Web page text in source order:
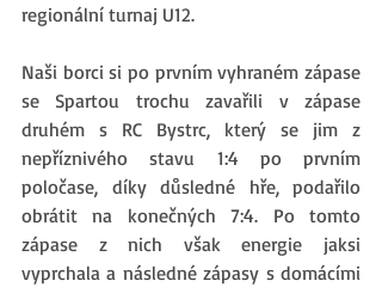
regionální turnaj U12.
Naši borci si po prvním vyhraném zápase
se Spartou trochu zavařili v zápase
druhém s RC Bystrc, který se jim z
nepříznivého stavu 1:4 po prvním
poločase, díky důsledné hře, podařilo
obrátit na konečných 7:4. Po tomto
zápase z nich však energie jaksi
vyprchala a následné zápasy s domácími